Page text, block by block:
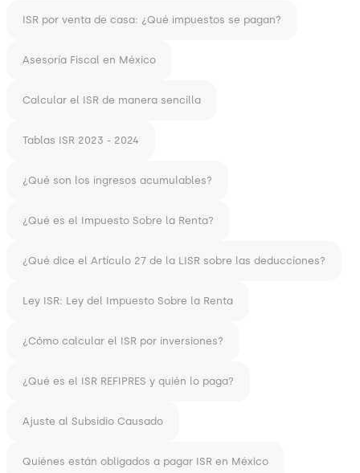
ISR por venta de casa: ¿Qué impuestos se pagan?
Asesoría Fiscal en México
Calcular el ISR de manera sencilla
Tablas ISR 2023 - 2024
¿Qué son los ingresos acumulables?
¿Qué es el Impuesto Sobre la Renta?
¿Qué dice el Artículo 27 de la LISR sobre las deducciones?
Ley ISR: Ley del Impuesto Sobre la Renta
¿Cómo calcular el ISR por inversiones?
¿Qué es el ISR REFIPRES y quién lo paga?
Ajuste al Subsidio Causado
Quiénes están obligados a pagar ISR en México